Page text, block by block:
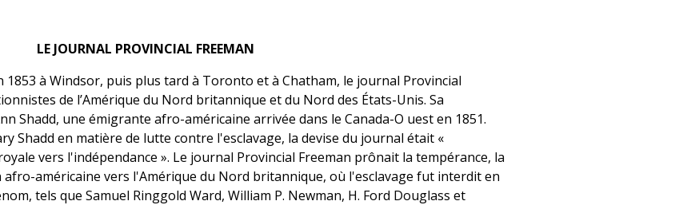
LE JOURNAL PROVINCIAL FREEMAN
à Windsor, puis plus tard à Toronto et à Chatham, le journal Provincial
de l’Amérique du Nord britannique et du Nord des États-Unis. Sa
Shadd, une émigrante afro-américaine arrivée dans le Canada-O uest en 1851.
Shadd en matière de lutte contre l'esclavage, la devise du journal était «
vers l'indépendance ». Le journal Provincial Freeman prônait la tempérance, la
afro-américaine vers l'Amérique du Nord britannique, où l'esclavage fut interdit en
tels que Samuel Ringgold Ward, William P. Newman, H. Ford Douglass et